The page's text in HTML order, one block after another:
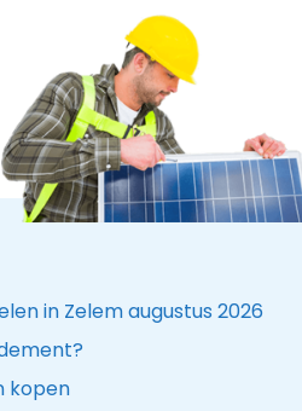
in Zelem augustus 2026
kopen